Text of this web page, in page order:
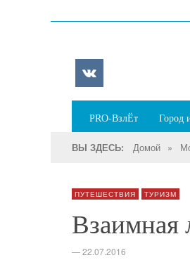
PRO-ВзлЁт Город
ВЫ ЗДЕСЬ: Домой »
ПУТЕШЕСТВИЯ ТУРИЗМ
Взаимная
—22.07.2016